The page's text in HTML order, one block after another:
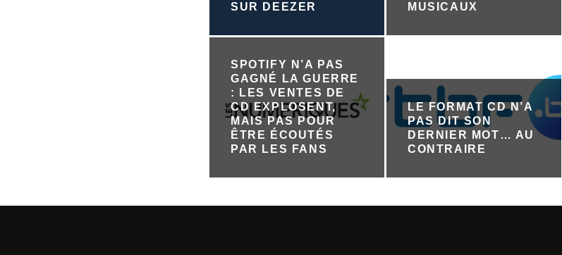
SUR DEEZER
MUSICAUX
SPOTIFY N’A PAS
GAGNÉ LA GUERRE
: LES VENTES DE
CD EXPLOSENT,
MAIS PAS POUR
ÊTRE ÉCOUTÉS
PAR LES FANS
LE FORMAT CD N’A
PAS DIT SON
DERNIER MOT… AU
CONTRAIRE